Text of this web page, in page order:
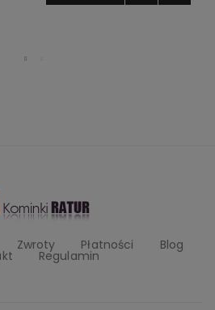
Zwroty Płatności Blog
Regulamin